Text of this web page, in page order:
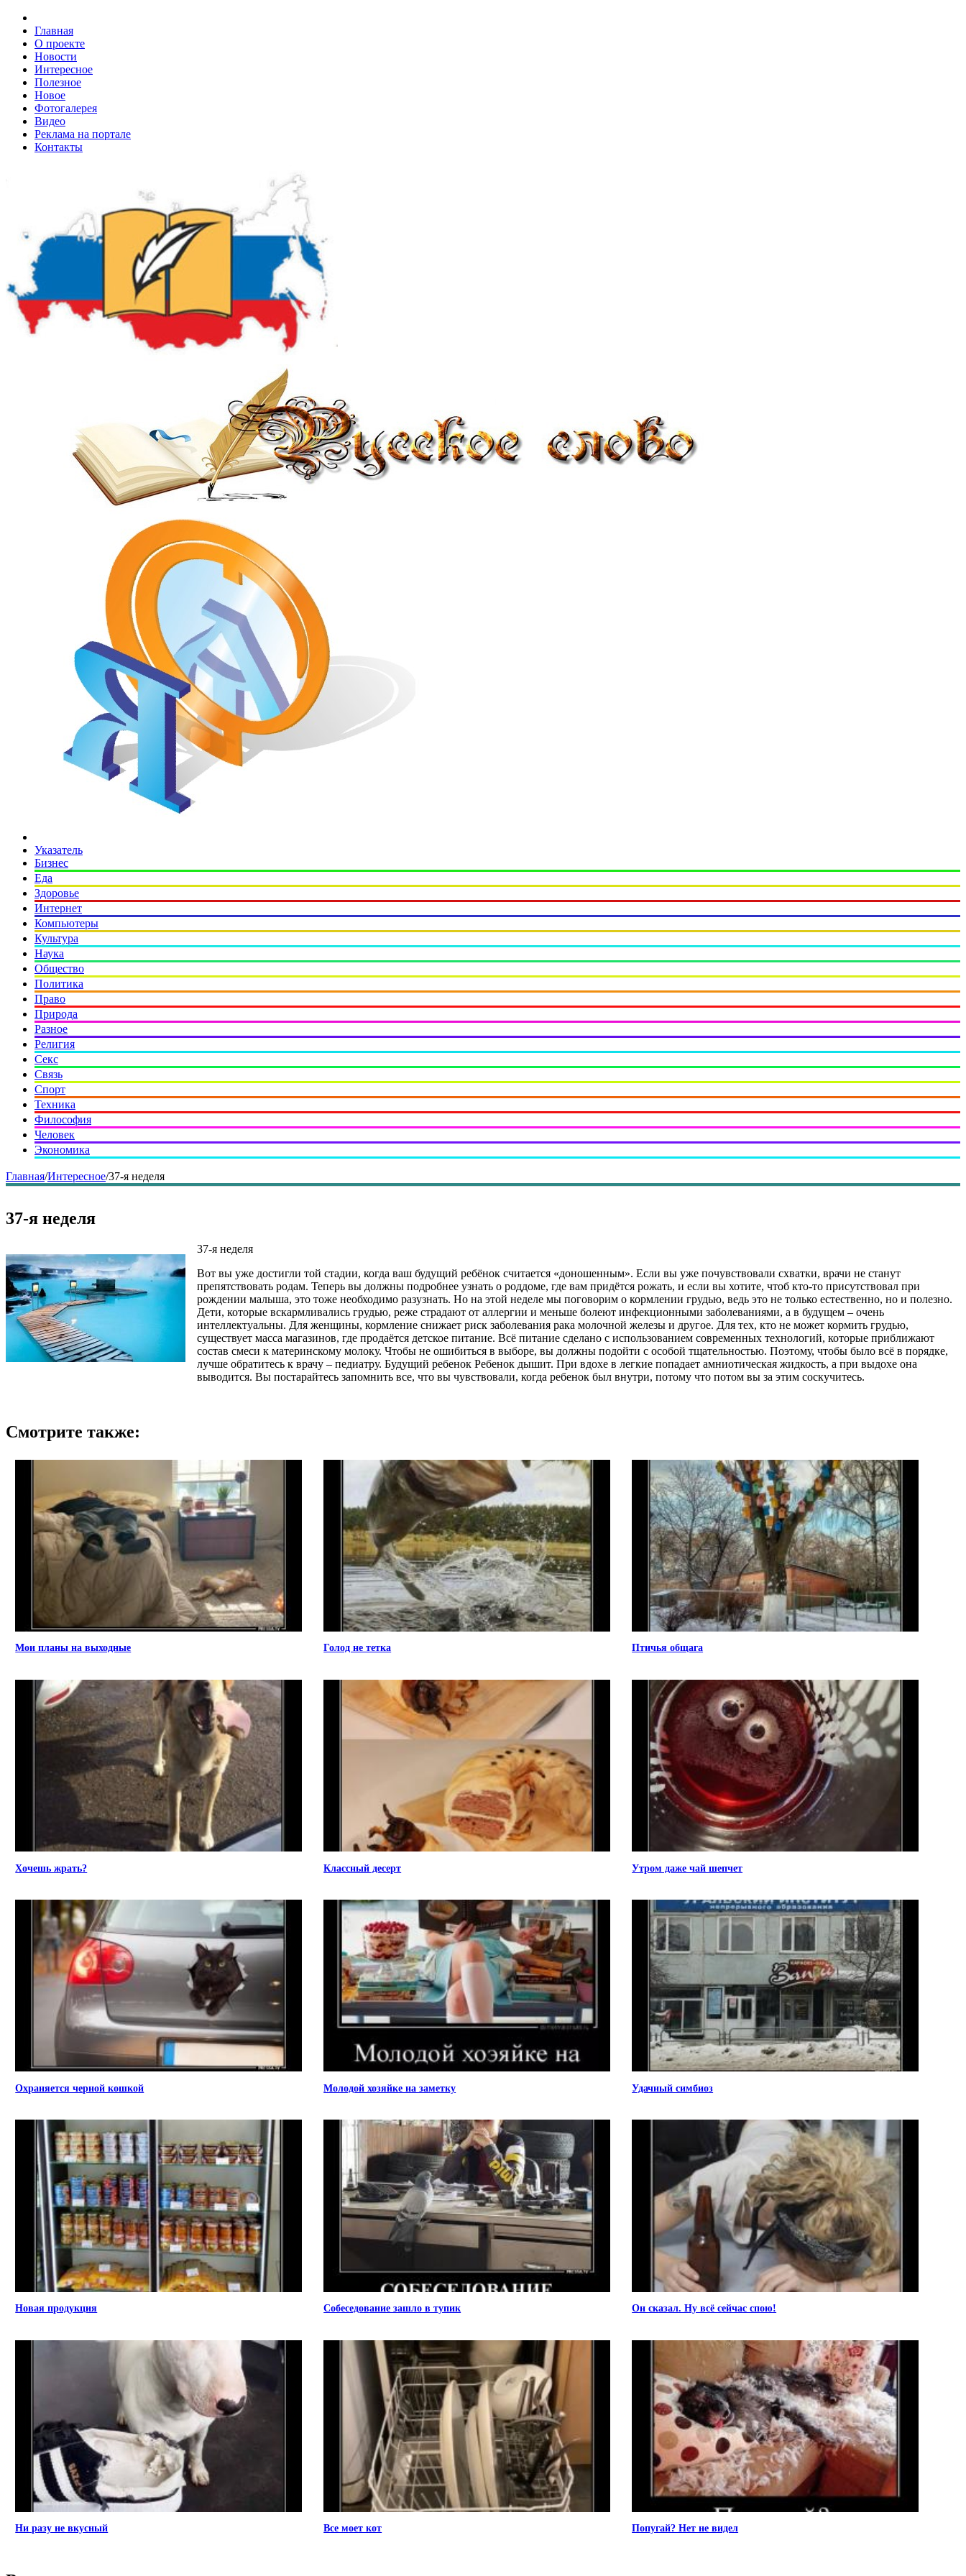
Главная
О проекте
Новости
Интересное
Полезное
Новое
Фотогалерея
Видео
Реклама на портале
Контакты
Указатель
Бизнес
Еда
Здоровье
Интернет
Компьютеры
Культура
Наука
Общество
Политика
Право
Природа
Разное
Религия
Секс
Связь
Спорт
Техника
Философия
Человек
Экономика
Главная/Интересное/37-я неделя
37-я неделя
37-я неделя
Вот вы уже достигли той стадии, когда ваш будущий ребёнок считается «доношенным». Если вы уже почувствовали схватки, врачи не станут
препятствовать родам. Теперь вы должны подробнее узнать о роддоме, где вам придётся рожать, и если вы хотите, чтоб кто-то присутствовал при
рождении малыша, это тоже необходимо разузнать. Но на этой неделе мы поговорим о кормлении грудью, ведь это не только естественно, но и полезно.
Дети, которые вскармливались грудью, реже страдают от аллергии и меньше болеют инфекционными заболеваниями, а в будущем – очень
интеллектуальны. Для женщины, кормление снижает риск заболевания рака молочной железы и другое. Для тех, кто не может кормить грудью,
существует масса магазинов, где продаётся детское питание. Всё питание сделано с использованием современных технологий, которые приближают
состав смеси к материнскому молоку. Чтобы не ошибиться в выборе, вы должны подойти с особой тщательностью. Поэтому, чтобы было всё в порядке,
лучше обратитесь к врачу – педиатру. Будущий ребенок Ребенок дышит. При вдохе в легкие попадает амниотическая жидкость, а при выдохе она
выводится. Вы постарайтесь запомнить все, что вы чувствовали, когда ребенок был внутри, потому что потом вы за этим соскучитесь.
Смотрите также:
Мои планы на выходные Голод не тетка Птичья общага
Хочешь жрать? Классный десерт Утром даже чай шепчет
Охраняется черной кошкой Молодой хозяйке на заметку Удачный симбиоз
Новая продукция Собеседование зашло в тупик Он сказал. Ну всё сейчас спою!
Ни разу не вкусный Все моет кот Попугай? Нет не видел